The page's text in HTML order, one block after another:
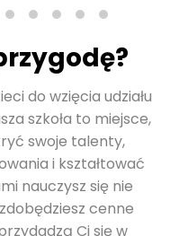
do wzięcia udziału
szkoła to miejsce,
swoje talenty,
i kształtować
nauczysz się nie
cenne
Ci się w